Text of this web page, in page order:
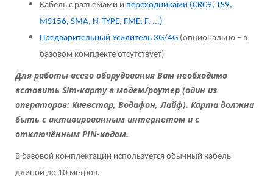
Кабель с разъемами и переходниками (CRC9, TS9,
MS156, SMA, N-TYPE, FME, F, ...)
Предварительный Усилитель 3G/4G (опционально – в
базовом комплекте отсутствует)
Для работы всего оборудования Вам необходимо
вставить Sim-карту в модем/роутер (один из
операторов: Киевстар, Водафон, Лайф). Карта должна
быть с активированным интернетом и с
отключённым PIN-кодом.
В базовой комплектации используется обычный кабель
длиной до 10 метров.